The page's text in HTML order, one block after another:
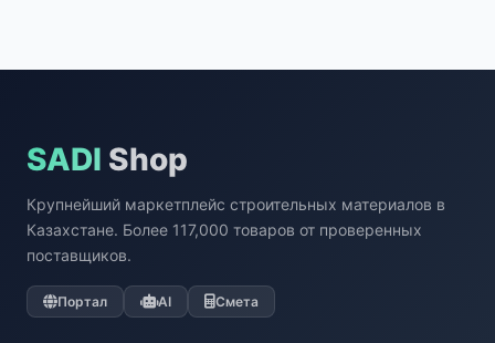
SADI Shop
Крупнейший маркетплейс строительных материалов в
Казахстане. Более 117,000 товаров от проверенных
поставщиков.
Портал AI Смета